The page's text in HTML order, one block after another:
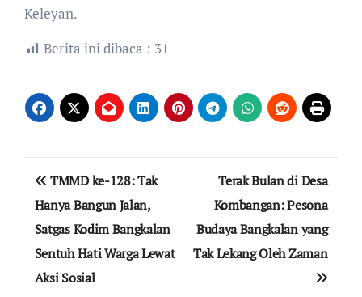
Keleyan.
Berita ini dibaca : 31
Navigasi
pos
TMMD ke-128: Tak
Hanya Bangun Jalan,
Satgas Kodim Bangkalan
Sentuh Hati Warga Lewat
Aksi Sosial
Terak Bulan di Desa
Kombangan: Pesona
Budaya Bangkalan yang
Tak Lekang Oleh Zaman